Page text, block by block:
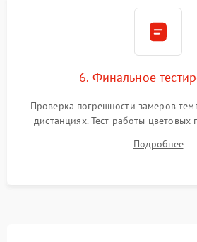
6. Финальное
Проверка погрешности замеров
дистанциях. Тест работы цветовых
термограмм в память и передачи
автономности работы и итоговый
Подробнее